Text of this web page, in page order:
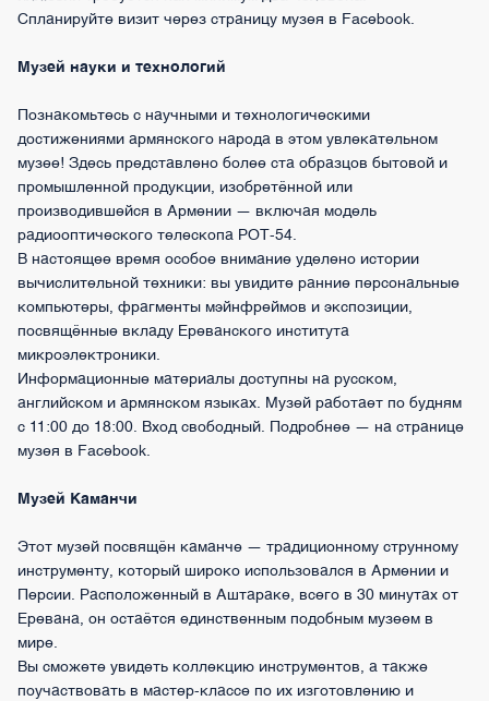
Спланируйте визит через страницу музея в Facebook.
Музей науки и технологий
Познакомьтесь с научными и технологическими
достижениями армянского народа в этом увлекательном
музее! Здесь представлено более ста образцов бытовой и
промышленной продукции, изобретённой или
производившейся в Армении — включая модель
радиооптического телескопа РОТ-54.
В настоящее время особое внимание уделено истории
вычислительной техники: вы увидите ранние персональные
компьютеры, фрагменты мэйнфреймов и экспозиции,
посвящённые вкладу Ереванского института
микроэлектроники.
Информационные материалы доступны на русском,
английском и армянском языках. Музей работает по будням
с 11:00 до 18:00. Вход свободный. Подробнее — на странице
музея в Facebook.
Музей Каманчи
Этот музей посвящён каманче — традиционному струнному
инструменту, который широко использовался в Армении и
Персии. Расположенный в Аштараке, всего в 30 минутах от
Еревана, он остаётся единственным подобным музеем в
мире.
Вы сможете увидеть коллекцию инструментов, а также
поучаствовать в мастер-классе по их изготовлению и